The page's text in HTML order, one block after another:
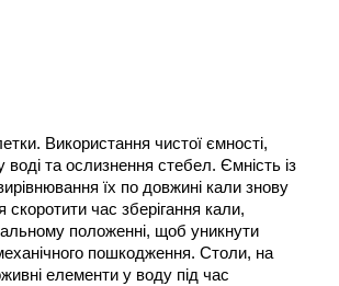
Використання чистої ємності,
воді та ослизнення стебел. Ємність із
їх по довжині кали знову
час зберігання кали,
положенні, щоб уникнути
пошкодження. Столи, на
елементи у воду під час